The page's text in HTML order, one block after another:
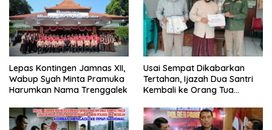
Lepas Kontingen Jamnas XII,
Wabup Syah Minta Pramuka
Harumkan Nama Trenggalek
Usai Sempat Dikabarkan
Tertahan, Ijazah Dua Santri
Kembali ke Orang Tua